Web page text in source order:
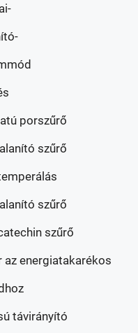
porszűrő
szűrő
szűrő
szűrő
az energiatakarékos
távirányító